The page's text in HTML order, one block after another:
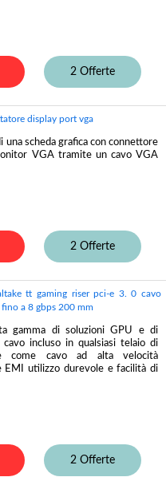
2 Offerte
display port vga
una scheda grafica con connettore
VGA tramite un cavo VGA
2 Offerte
tt gaming riser pci-e 3. 0 cavo
a 8 gbps 200 mm
gamma di soluzioni GPU e di
cavo incluso in qualsiasi telaio di
come cavo ad alta velocità
EMI utilizzo durevole e facilità di
2 Offerte